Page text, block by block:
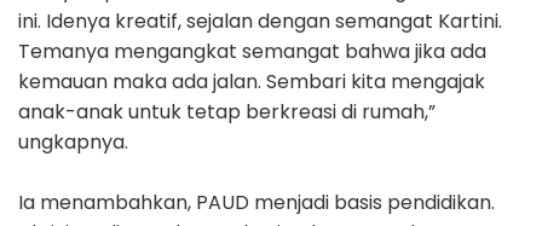
ini. Idenya kreatif, sejalan dengan semangat Kartini.
Temanya mengangkat semangat bahwa jika ada
kemauan maka ada jalan. Sembari kita mengajak
anak-anak untuk tetap berkreasi di rumah,”
ungkapnya.
Ia menambahkan, PAUD menjadi basis pendidikan.